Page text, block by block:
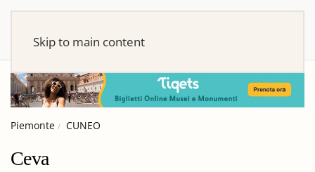
Skip to main content
Piemonte CUNEO
Ceva